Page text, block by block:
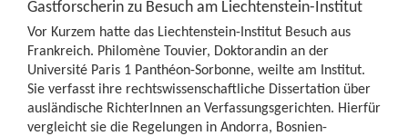
Gastforscherin zu Besuch am Liechtenstein-Institut
Vor Kurzem hatte das Liechtenstein-Institut Besuch aus
Frankreich. Philomène Touvier, Doktorandin an der
Université Paris 1 Panthéon-Sorbonne, weilte am Institut.
Sie verfasst ihre rechtswissenschaftliche Dissertation über
ausländische RichterInnen an Verfassungsgerichten. Hierfür
vergleicht sie die Regelungen in Andorra, Bosnien-